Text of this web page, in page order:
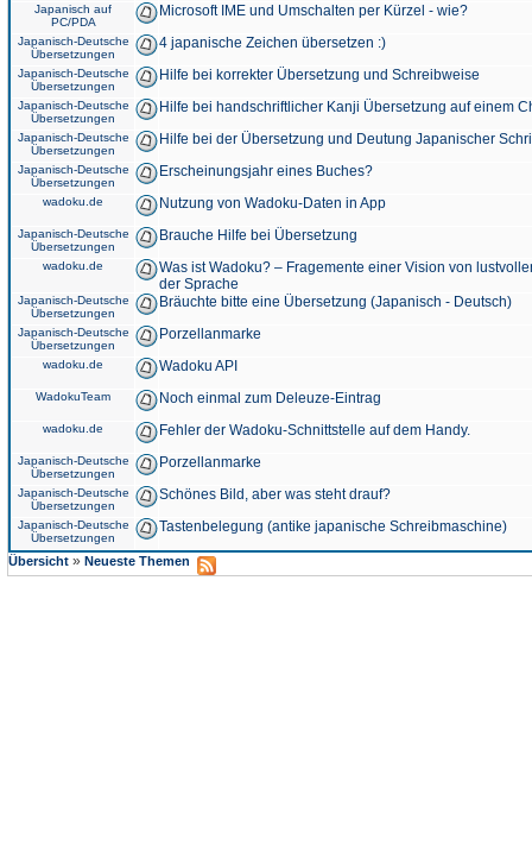
Japanisch auf
PC/PDA
Microsoft IME und Umschalten per Kürzel - wie?
Japanisch-Deutsche
Übersetzungen
4 japanische Zeichen übersetzen :)
Japanisch-Deutsche
Übersetzungen
Hilfe bei korrekter Übersetzung und Schreibweise
Japanisch-Deutsche
Übersetzungen
Hilfe bei handschriftlicher Kanji Übersetzung auf einem
Japanisch-Deutsche
Übersetzungen
Hilfe bei der Übersetzung und Deutung Japanischer
Japanisch-Deutsche
Übersetzungen
Erscheinungsjahr eines Buches?
wadoku.de Nutzung von Wadoku-Daten in App
Japanisch-Deutsche
Übersetzungen
Brauche Hilfe bei Übersetzung
wadoku.de
Was ist Wadoku? – Fragemente einer Vision von
der Sprache
Japanisch-Deutsche
Übersetzungen
Bräuchte bitte eine Übersetzung (Japanisch - Deutsch)
Japanisch-Deutsche
Übersetzungen
Porzellanmarke
wadoku.de Wadoku API
WadokuTeam Noch einmal zum Deleuze-Eintrag
wadoku.de Fehler der Wadoku-Schnittstelle auf dem Handy.
Japanisch-Deutsche
Übersetzungen
Porzellanmarke
Japanisch-Deutsche
Übersetzungen
Schönes Bild, aber was steht drauf?
Japanisch-Deutsche
Übersetzungen
Tastenbelegung (antike japanische Schreibmaschine)
Übersicht » Neueste Themen